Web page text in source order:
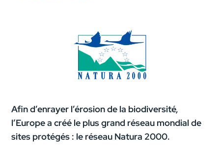
Afin d’enrayer l’érosion de la biodiversité,
l’Europe a créé le plus grand réseau mondial de
sites protégés : le réseau Natura 2000.